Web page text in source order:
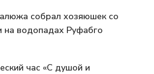
собрал хозяюшек со
на водопадах Руфабго
час «С душой и